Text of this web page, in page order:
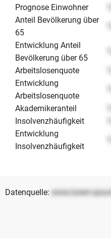
Prognose Einwohner
Anteil Bevölkerung über
65
Entwicklung Anteil
Bevölkerung über 65
Arbeitslosenquote
Entwicklung
Arbeitslosenquote
Akademikeranteil
Insolvenzhäufigkeit
Entwicklung
Insolvenzhäufigkeit
Datenquelle: www.lorem-